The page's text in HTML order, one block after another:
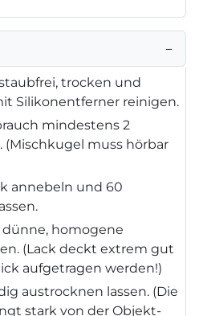
−
trocken und
Silikonentferner reinigen.
mindestens 2
muss hörbar
annebeln und 60
homogene
(Lack deckt extrem gut
aufgetragen werden!)
austrocknen lassen. (Die
stark von der Objekt-